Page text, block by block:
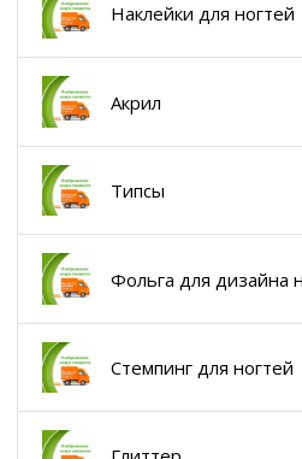
Наклейки для ногтей
Акрил
Типсы
Фольга для дизайна
Стемпинг для ногтей